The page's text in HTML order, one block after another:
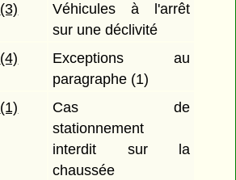
(3)
Véhicules à l'arrêt
sur une déclivité
(4)
Exceptions au
paragraphe (1)
(1)
Cas de
stationnement
interdit sur la
chaussée